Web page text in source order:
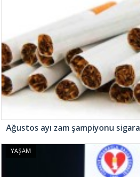
Ağustos ayı zam şampiyonu sigara
YAŞAM